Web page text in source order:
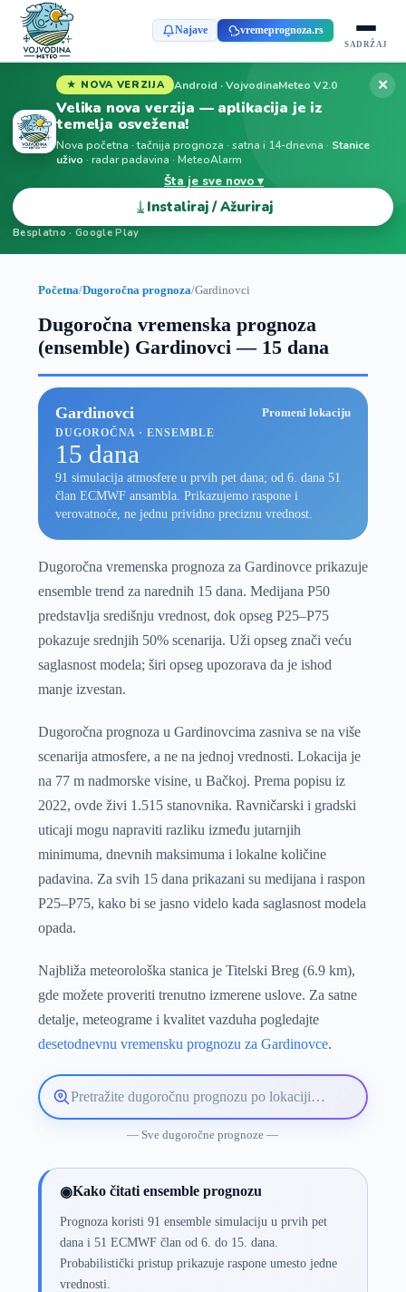
Najave vremeprognoza.rs
SADRŽAJ
★ NOVA VERZIJA Android · VojvodinaMeteo V2.0
Velika nova verzija — aplikacija je iz
temelja osvežena!
Nova početna · tačnija prognoza · satna i 14-dnevna · Stanice
uživo · radar padavina · MeteoAlarm
Šta je sve novo ▾
⤓ Instaliraj / Ažuriraj
Besplatno · Google Play
✕
Početna/Dugoročna prognoza/Gardinovci
Dugoročna vremenska prognoza
(ensemble) Gardinovci — 15 dana
Gardinovci Promeni lokaciju
DUGOROČNA · ENSEMBLE
15 dana
91 simulacija atmosfere u prvih pet dana; od 6. dana 51
član ECMWF ansambla. Prikazujemo raspone i
verovatnoće, ne jednu prividno preciznu vrednost.
Dugoročna vremenska prognoza za Gardinovce prikazuje
ensemble trend za narednih 15 dana. Medijana P50
predstavlja središnju vrednost, dok opseg P25–P75
pokazuje srednjih 50% scenarija. Uži opseg znači veću
saglasnost modela; širi opseg upozorava da je ishod
manje izvestan.
Dugoročna prognoza u Gardinovcima zasniva se na više
scenarija atmosfere, a ne na jednoj vrednosti. Lokacija je
na 77 m nadmorske visine, u Bačkoj. Prema popisu iz
2022, ovde živi 1.515 stanovnika. Ravničarski i gradski
uticaji mogu napraviti razliku između jutarnjih
minimuma, dnevnih maksimuma i lokalne količine
padavina. Za svih 15 dana prikazani su medijana i raspon
P25–P75, kako bi se jasno videlo kada saglasnost modela
opada.
Najbliža meteorološka stanica je Titelski Breg (6.9 km),
gde možete proveriti trenutno izmerene uslove. Za satne
detalje, meteograme i kvalitet vazduha pogledajte
desetodnevnu vremensku prognozu za Gardinovce.
Pretražite
lokaciju
— Sve dugoročne prognoze —
◉Kako čitati ensemble prognozu
Prognoza koristi 91 ensemble simulaciju u prvih pet
dana i 51 ECMWF član od 6. do 15. dana.
Probabilistički pristup prikazuje raspone umesto jedne
vrednosti.